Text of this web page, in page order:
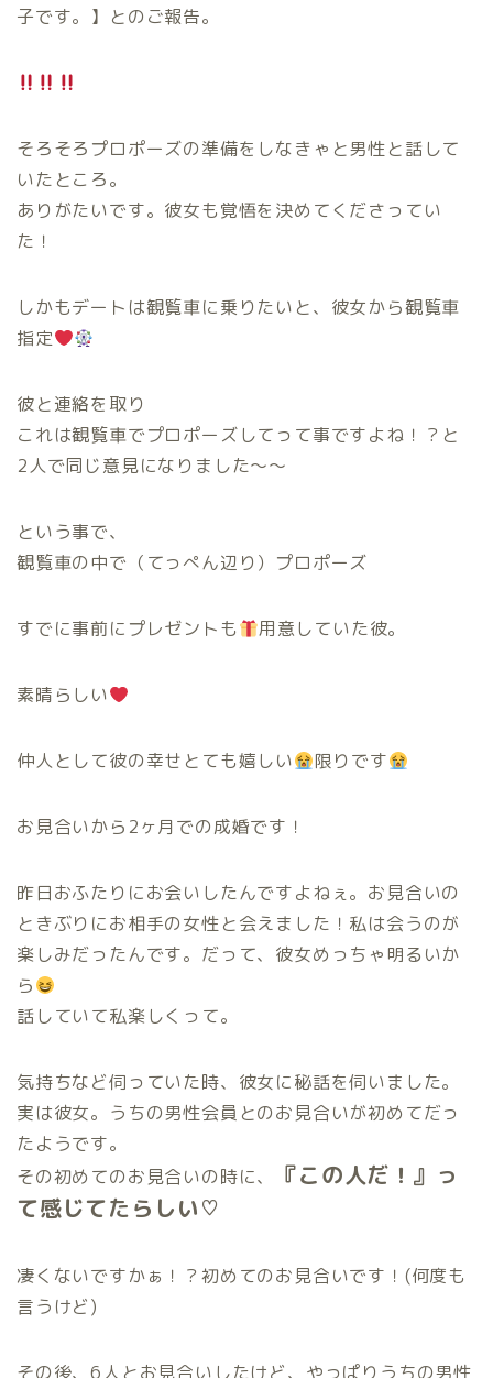
子です。】とのご報告。
そろそろプロポーズの準備をしなきゃと男性と話して
いたところ。
ありがたいです。彼女も覚悟を決めてくださってい
た！
しかもデートは観覧車に乗りたいと、彼女から観覧車
指定
彼と連絡を取り
これは観覧車でプロポーズしてって事ですよね！？と
2人で同じ意見になりました〜〜
という事で、
観覧車の中で（てっぺん辺り）プロポーズ
すでに事前にプレゼントも 用意していた彼。
素晴らしい
仲人として彼の幸せとても嬉しい 限りです
お見合いから2ヶ月での成婚です！
昨日おふたりにお会いしたんですよねぇ。お見合いの
ときぶりにお相手の女性と会えました！私は会うのが
楽しみだったんです。だって、彼女めっちゃ明るいか
ら
話していて私楽しくって。
気持ちなど伺っていた時、彼女に秘話を伺いました。
実は彼女。うちの男性会員とのお見合いが初めてだっ
たようです。
その初めてのお見合いの時に、
『この人だ！』っ
て感じてたらしい♡
凄くないですかぁ！？初めてのお見合いです！(何度も
言うけど)
その後、6人とお見合いしたけど、やっぱりうちの男性